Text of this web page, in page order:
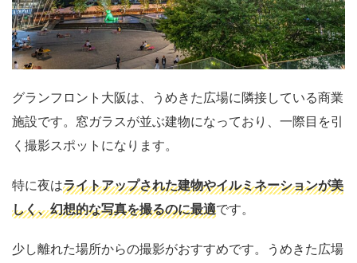
グランフロント大阪は、うめきた広場に隣接している商業
施設です。窓ガラスが並ぶ建物になっており、一際目を引
く撮影スポットになります。
特に夜はライトアップされた建物やイルミネーションが美
しく、幻想的な写真を撮るのに最適です。
少し離れた場所からの撮影がおすすめです。うめきた広場